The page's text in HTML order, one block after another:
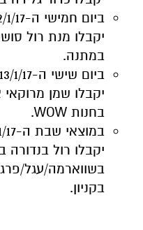
יקבלו מנת רול
במתנה.
יקבלו שמן
בחנות WOW.
יקבלו רול
בשווארמה/עגל/
בקניון.